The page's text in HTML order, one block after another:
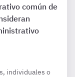
común de
individuales o